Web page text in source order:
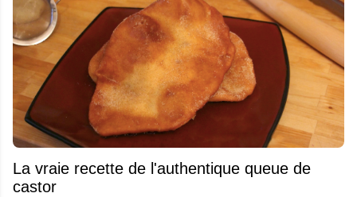
La vraie recette de l'authentique queue de
castor